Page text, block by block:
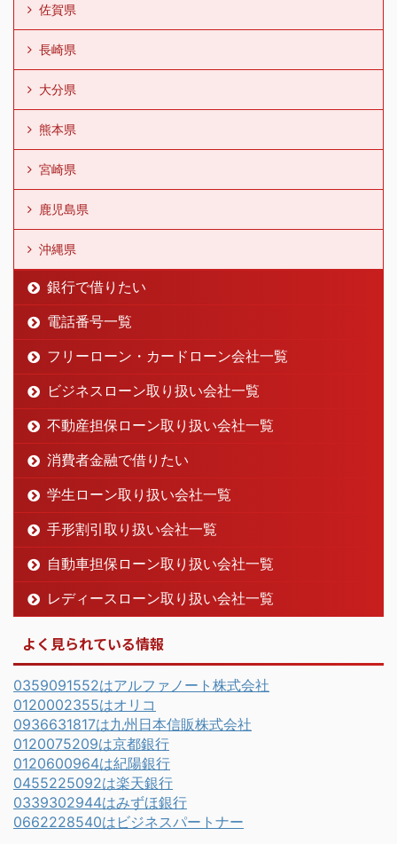
佐賀県
長崎県
大分県
熊本県
宮崎県
鹿児島県
沖縄県
銀行で借りたい
電話番号一覧
フリーローン・カードローン会社一覧
ビジネスローン取り扱い会社一覧
不動産担保ローン取り扱い会社一覧
消費者金融で借りたい
学生ローン取り扱い会社一覧
手形割引取り扱い会社一覧
自動車担保ローン取り扱い会社一覧
レディースローン取り扱い会社一覧
よく見られている情報
0359091552はアルファノート株式会社
0120002355はオリコ
0936631817は九州日本信販株式会社
0120075209は京都銀行
0120600964は紀陽銀行
0455225092は楽天銀行
0339302944はみずほ銀行
0662228540はビジネスパートナー